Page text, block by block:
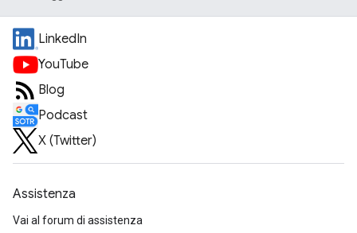
LinkedIn
YouTube
Blog
Podcast
X (Twitter)
Assistenza
Vai al forum di assistenza